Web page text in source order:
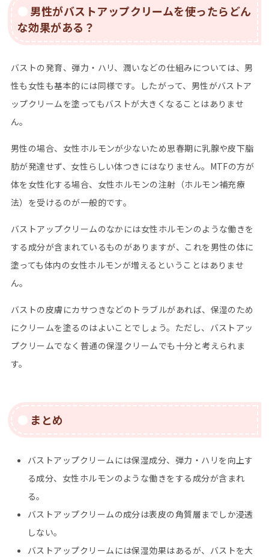
男性がバストアップクリームを使ったらどん
な効果がある？
バストの発育、弾力・ハリ、潤いなどの仕組みについては、男
性も女性も基本的には同様です。したがって、男性がバストア
ップクリームを塗ってもバストが大きくなることはありませ
ん。
男性の場合、女性ホルモンが少ないため思春期に乳腺や皮下脂
肪が発達せず、女性らしい体つきにはなりません。MTFの方が
体を女性化する場合、女性ホルモンの注射（ホルモン補充療
法）を受けるのが一般的です。
バストアップクリームのなかには女性ホルモンのような働きを
する成分が含まれているものがありますが、これを男性の体に
塗っても体内の女性ホルモンが増えるということはありませ
ん。
バストの皮膚にカサつきなどのトラブルがあれば、保湿のため
にクリームを塗るのはよいことでしょう。ただし、バストアッ
プクリームでなく普通の保湿クリームでも十分と考えられま
す。
まとめ
バストアップクリームには保湿成分、弾力・ハリを向上す
る成分、女性ホルモンのような働きをする成分が含まれ
る。
バストアップクリームの成分は表皮の角質層までしか浸透
しない。
バストアップクリームには保湿効果はあるが、バストを大